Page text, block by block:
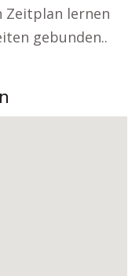
Zeitplan lernen
gebunden..